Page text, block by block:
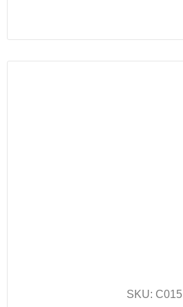
SKU: C015